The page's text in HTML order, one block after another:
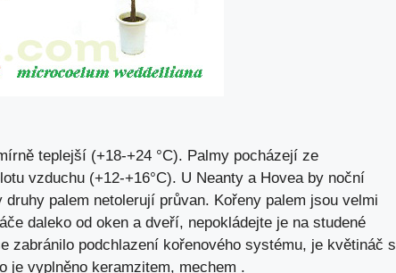
teplejší (+18-+24 °C). Palmy pocházejí ze
vzduchu (+12-+16°C). U Neanty a Hovea by noční
palem netolerují průvan. Kořeny palem jsou velmi
daleko od oken a dveří, nepokládejte je na studené
zabránilo podchlazení kořenového systému, je květináč s
je vyplněno keramzitem, mechem .